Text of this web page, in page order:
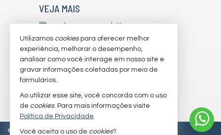
VEJA MAIS
receba nosso newsletter
indicadores financeiros
cadastre seu imóvel
imóveis favoritos
mapa de imóveis
© 2026 CRECI/SC 7179-J Política de Privacidade
Utilizamos cookiespara oferecer melhor
experiência, melhorar o desempenho,
analisar como você interage em nosso site e
gravar informações coletadas por meio de
formulários.
Ao utilizar esse site, você concorda com o uso
de cookies. Para mais informações visite
Política de Privacidade.
Você aceita o uso de cookies?